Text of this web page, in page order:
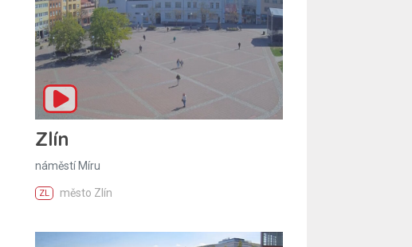
Zlín
náměstí Míru
ZL město Zlín